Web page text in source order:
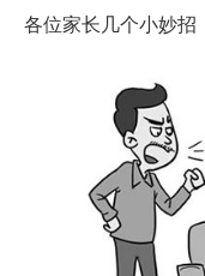
各位家长几个小妙招